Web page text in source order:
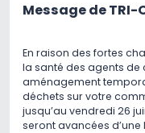
Message de TRI-
En raison des fortes
la santé des agents de
aménagement
déchets sur votre
jusqu’au vendredi 26
seront avancées d’une